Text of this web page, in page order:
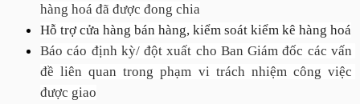
hàng hoá đã được đong chia
Hỗ trợ cửa hàng bán hàng, kiểm soát kiểm kê hàng hoá
Báo cáo định kỳ/ đột xuất cho Ban Giám đốc các vấn
đề liên quan trong phạm vi trách nhiệm công việc
được giao